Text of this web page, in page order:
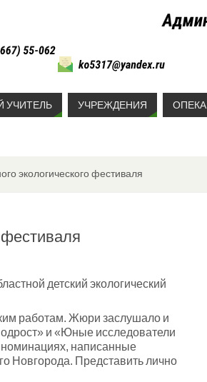
УЧИТЕЛЬ УЧРЕЖДЕНИЯ ОПЕКА
экологического фестиваля
фестиваля
детский экологический
работам. Жюри заслушало и
и «Юные исследователи
написанные
Новгорода. Представить лично